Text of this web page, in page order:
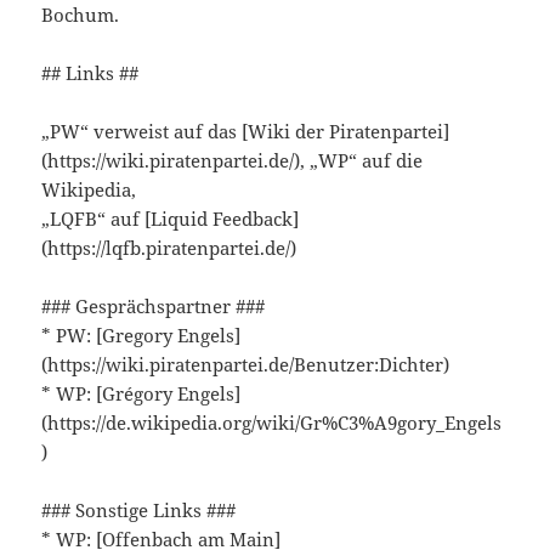
Bochum.
## Links ##
„PW“ verweist auf das [Wiki der Piratenpartei]
(https://wiki.piratenpartei.de/), „WP“ auf die
Wikipedia,
„LQFB“ auf [Liquid Feedback]
(https://lqfb.piratenpartei.de/)
### Gesprächspartner ###
* PW: [Gregory Engels]
(https://wiki.piratenpartei.de/Benutzer:Dichter)
* WP: [Grégory Engels]
(https://de.wikipedia.org/wiki/Gr%C3%A9gory_Engels
)
### Sonstige Links ###
* WP: [Offenbach am Main]